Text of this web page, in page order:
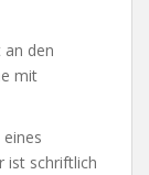
an den
mit
ist schriftlich